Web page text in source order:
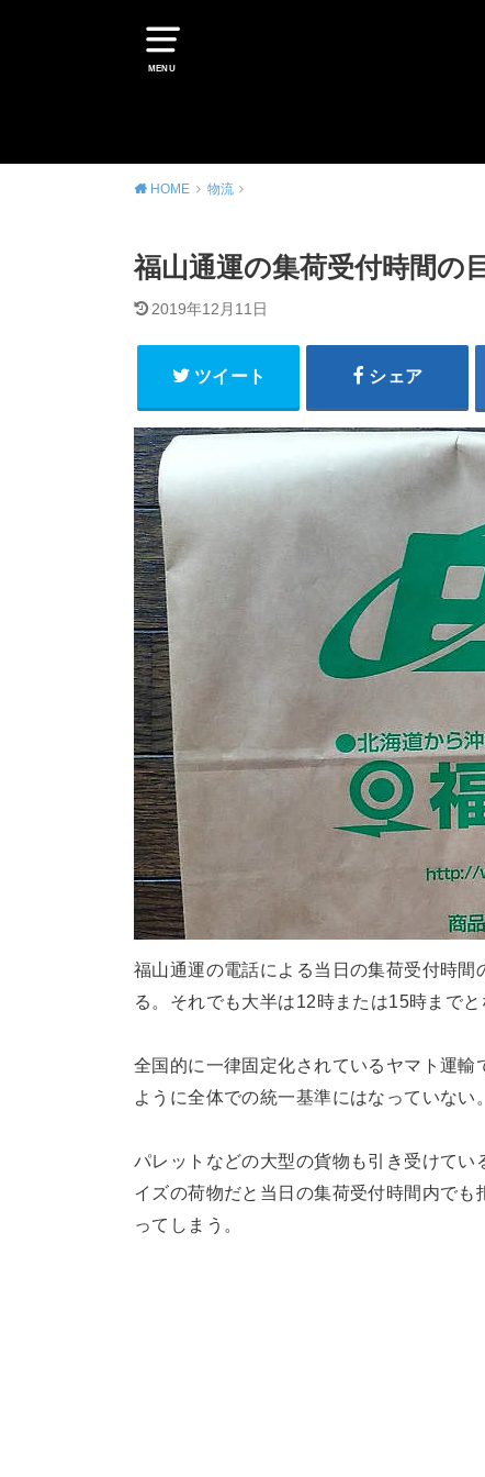
MENU
HOME 物流
福山通運の集荷受付時間の
2019年12月11日
ツイート シェア
福山通運の電話による当日の集荷受付時
る。それでも大半は12時または15時まで
全国的に一律固定化されているヤマト運
ように全体での統一基準にはなっていない。
パレットなどの大型の貨物も引き受けて
イズの荷物だと当日の集荷受付時間内で
ってしまう。